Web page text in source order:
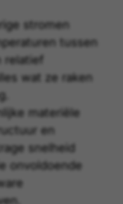
stromen
tussen
relatief
wat ze raken
materiële
en
snelheid
onvoldoende